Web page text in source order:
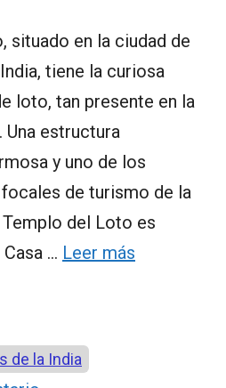
situado en la ciudad de
tiene la curiosa
loto, tan presente en la
Una estructura
y uno de los
de turismo de la
del Loto es
… Leer más
de la India